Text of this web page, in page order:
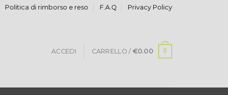
Politica di rimborso e reso F.A.Q Privacy Policy
ACCEDI CARRELLO / €0.00 0